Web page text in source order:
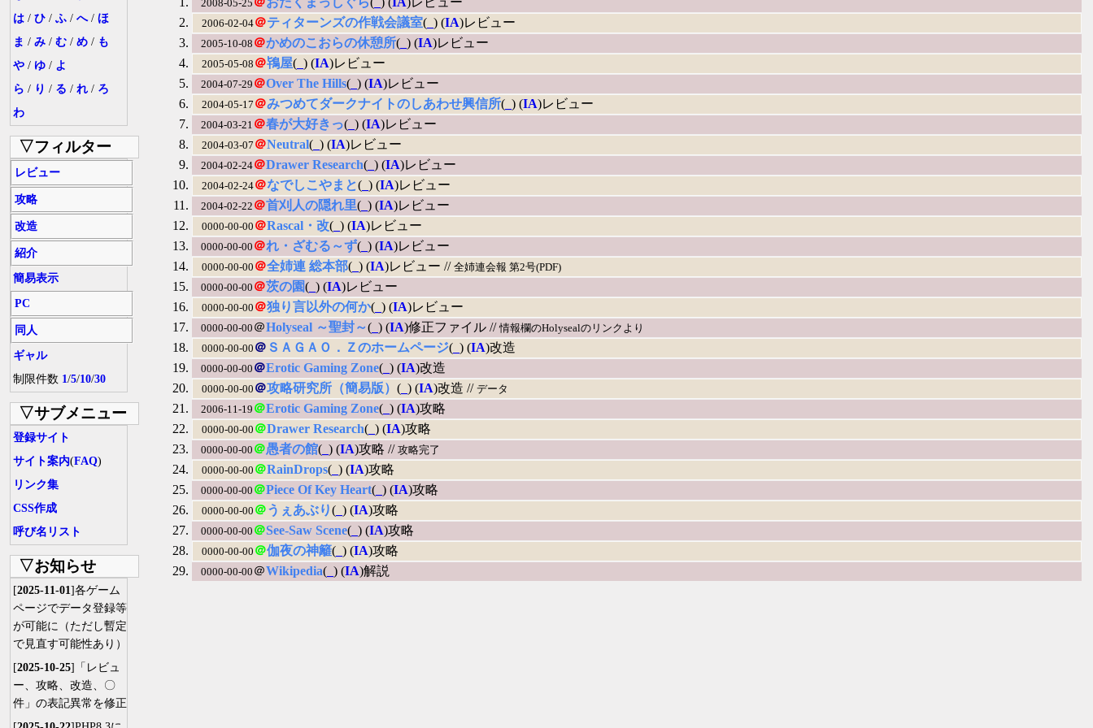
は / ひ / ふ / へ/ ほ
ま / み / む / め / も
や / ゆ / よ
ら / り / る / れ / ろ
わ
▽フィルター
レビュー
攻略
改造
紹介
簡易表示
PC
同人
ギャル
制限件数 1/5/10/30
▽サブメニュー
登録サイト
サイト案内(FAQ)
リンク集
CSS作成
呼び名リスト
▽お知らせ
[2025-11-01]各ゲーム
ページでデータ登録等
が可能に（ただし暫定
で見直す可能性あり）
[2025-10-25]「レビュ
ー、攻略、改造、〇
件」の表記異常を修正
2008-05-25
2006-02-04＠ティターンズの作戦会議室(_ ) (IA)レビュー
2005-10-08 ＠かめのこおらの休憩所(_ ) (IA)レビュー
2005-05-08 ＠鴇屋(_ ) (IA)レビュー
2004-07-29 ＠Over The Hills(_ ) (IA)レビュー
2004-05-17 ＠みつめてダークナイトのしあわせ興信所(_ ) (IA)レビュー
2004-03-21 ＠春が大好きっ(_ ) (IA)レビュー
2004-03-07 ＠Neutral(_ ) (IA)レビュー
2004-02-24＠Drawer Research(_ ) (IA)レビュー
2004-02-24＠なでしこやまと(_ ) (IA)レビュー
2004-02-22 ＠首刈人の隠れ里(_ ) (IA)レビュー
0000-00-00 ＠Rascal・改(_ ) (IA)レビュー
0000-00-00 ＠れ・ざむる～ず(_ ) (IA)レビュー
0000-00-00 ＠全姉連 総本部(_ ) (IA)レビュー // 全姉連会報 第2号(PDF)
0000-00-00 ＠茨の園(_ ) (IA)レビュー
0000-00-00 ＠独り言以外の何か(_ ) (IA)レビュー
0000-00-00 ＠Holyseal ～聖封～(_ ) (IA)修正ファイル //情報欄のHolysealのリンクより
0000-00-00 ＠ ＳＡＧＡＯ．Ｚのホームページ(_ ) (IA)改造
0000-00-00 ＠Erotic Gaming Zone(_ ) (IA)改造
0000-00-00 ＠攻略研究所（簡易版） (_ ) (IA)改造 // データ
2006-11-19 ＠Erotic Gaming Zone(_ ) (IA)攻略
0000-00-00 ＠Drawer Research(_ ) (IA)攻略
0000-00-00 ＠愚者の館(_ ) (IA)攻略 // 攻略完了
0000-00-00 ＠RainDrops(_ ) (IA)攻略
0000-00-00 ＠Piece Of Key Heart(_ ) (IA)攻略
0000-00-00 ＠うぇあぶり(_ ) (IA)攻略
0000-00-00 ＠See-Saw Scene(_ ) (IA)攻略
0000-00-00 ＠伽夜の神籬(_ ) (IA)攻略
0000-00-00 ＠Wikipedia(_ ) (IA)解説